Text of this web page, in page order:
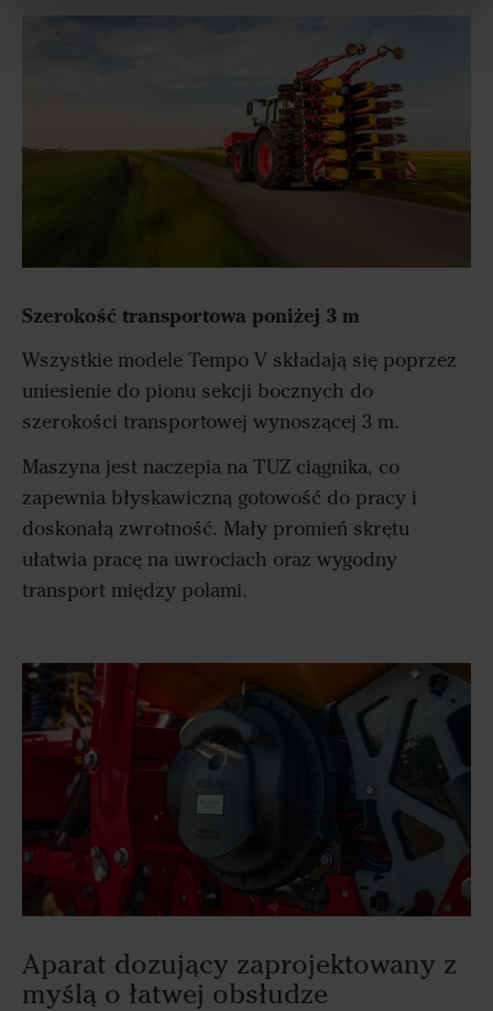
Szerokość transportowa poniżej 3 m
Wszystkie modele Tempo V składają się poprzez
uniesienie do pionu sekcji bocznych do
szerokości transportowej wynoszącej 3 m.
Maszyna jest naczepia na TUZ ciągnika, co
zapewnia błyskawiczną gotowość do pracy i
doskonałą zwrotność. Mały promień skrętu
ułatwia pracę na uwrociach oraz wygodny
transport między polami.
Aparat dozujący zaprojektowany z
myślą o łatwej obsłudze